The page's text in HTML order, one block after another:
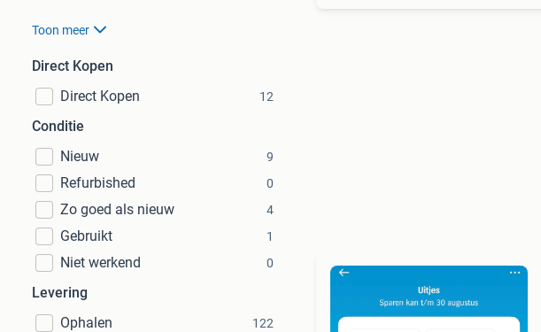
Toon meer
Direct Kopen
Direct Kopen
12
Conditie
Nieuw
9
Refurbished 0
Zo goed als nieuw 4
Gebruikt 1
Niet werkend 0
Levering
Ophalen
122